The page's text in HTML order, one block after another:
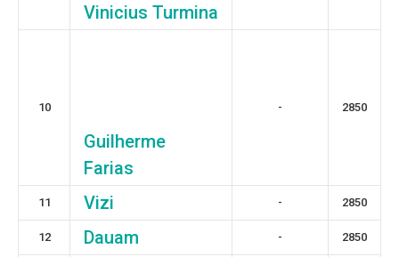
Vinicius Turmina
10
Guilherme
Farias
- 2850
11 Vizi - 2850
12 Dauam - 2850